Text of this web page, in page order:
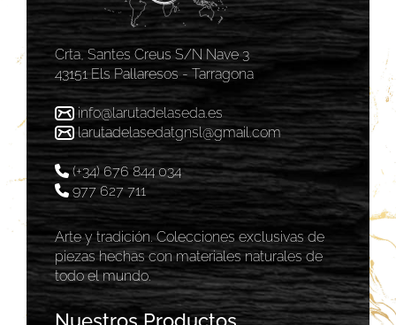
Crta, Santes Creus S/N Nave 3
43151 Els Pallaresos - Tarragona
info@larutadelaseda.es
larutadelasedatgnsl@gmail.com
(+34) 676 844 034
977 627 711
Arte y tradición. Colecciones exclusivas de
piezas hechas con materiales naturales de
todo el mundo.
Nuestros Productos